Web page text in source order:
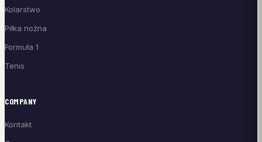
Kolarstwo
Piłka nożna
Formuła 1
Tenis
COMPANY
Kontakt